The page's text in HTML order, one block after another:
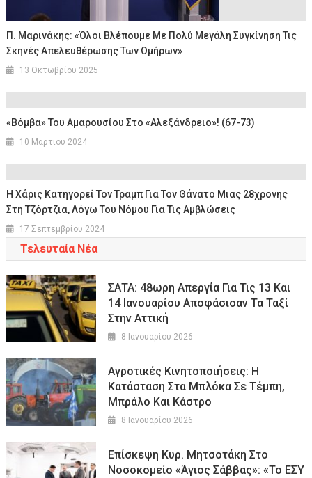
Π. Μαρινάκης: «Όλοι Βλέπουμε Με Πολύ Μεγάλη Συγκίνηση Τις
Σκηνές Απελευθέρωσης Των Ομήρων»
13 Οκτωβρίου 2025
«Βόμβα» Του Αμαρουσίου Στο «Αλεξάνδρειο»! (67-73)
10 Μαρτίου 2024
Η Χάρις Κατηγορεί Τον Τραμπ Για Τον Θάνατο Μιας 28χρονης
Στη Τζόρτζια, Λόγω Του Νόμου Για Τις Αμβλώσεις
17 Σεπτεμβρίου 2024
Τελευταία Νέα
ΣΑΤΑ: 48ωρη Απεργία Για Τις 13 Και
14 Ιανουαρίου Αποφάσισαν Τα Ταξί
Στην Αττική
8 Ιανουαρίου 2026
Αγροτικές Κινητοποιήσεις: Η
Κατάσταση Στα Μπλόκα Σε Τέμπη,
Μπράλο Και Κάστρο
8 Ιανουαρίου 2026
Επίσκεψη Κυρ. Μητσοτάκη Στο
Νοσοκομείο «Άγιος Σάββας»: «Το ΕΣΥ